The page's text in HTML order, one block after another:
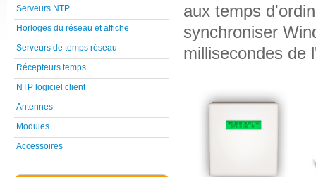
aux temps
synchroniser
millisecondes de
Serveurs NTP
Horloges du réseau et affiche
Serveurs de temps réseau
Récepteurs temps
NTP logiciel client
Antennes
Modules
Accessoires